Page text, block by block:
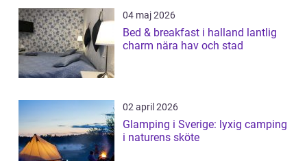
04 maj 2026
Bed & breakfast i halland lantlig
charm nära hav och stad
02 april 2026
Glamping i Sverige: lyxig camping
i naturens sköte